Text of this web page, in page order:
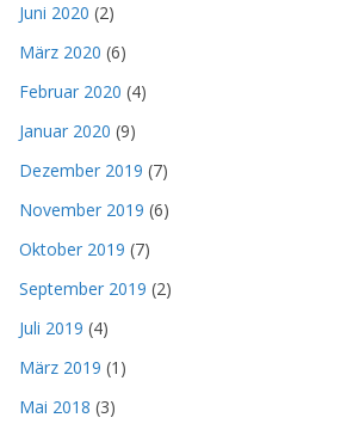
Juni 2020 (2)
März 2020 (6)
Februar 2020 (4)
Januar 2020 (9)
Dezember 2019 (7)
November 2019 (6)
Oktober 2019 (7)
September 2019 (2)
Juli 2019 (4)
März 2019 (1)
Mai 2018 (3)